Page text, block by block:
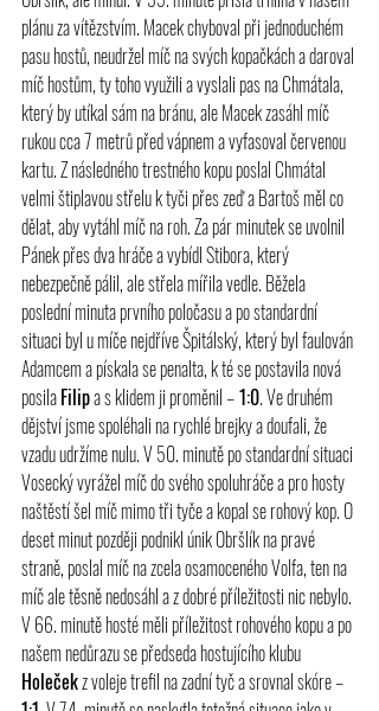
plánu za vítězstvím. Macek chyboval při jednoduchém
pasu hostů, neudržel míč na svých kopačkách a daroval
míč hostům, ty toho využili a vyslali pas na Chmátala,
který by utíkal sám na bránu, ale Macek zasáhl míč
rukou cca 7 metrů před vápnem a vyfasoval červenou
kartu. Z následného trestného kopu poslal Chmátal
velmi štiplavou střelu k tyči přes zeď a Bartoš měl co
dělat, aby vytáhl míč na roh. Za pár minutek se uvolnil
Pánek přes dva hráče a vybídl Stibora, který
nebezpečně pálil, ale střela mířila vedle. Běžela
poslední minuta prvního poločasu a po standardní
situaci byl u míče nejdříve Špitálský, který byl faulován
Adamcem a pískala se penalta, k té se postavila nová
posila Filip a s klidem ji proměnil – 1:0. Ve druhém
dějství jsme spoléhali na rychlé brejky a doufali, že
vzadu udržíme nulu. V 50. minutě po standardní situaci
Vosecký vyrážel míč do svého spoluhráče a pro hosty
naštěstí šel míč mimo tři tyče a kopal se rohový kop. O
deset minut později podnikl únik Obršlík na pravé
straně, poslal míč na zcela osamoceného Volfa, ten na
míč ale těsně nedosáhl a z dobré příležitosti nic nebylo.
V 66. minutě hosté měli příležitost rohového kopu a po
našem nedůrazu se předseda hostujícího klubu
Holeček z voleje trefil na zadní tyč a srovnal skóre –